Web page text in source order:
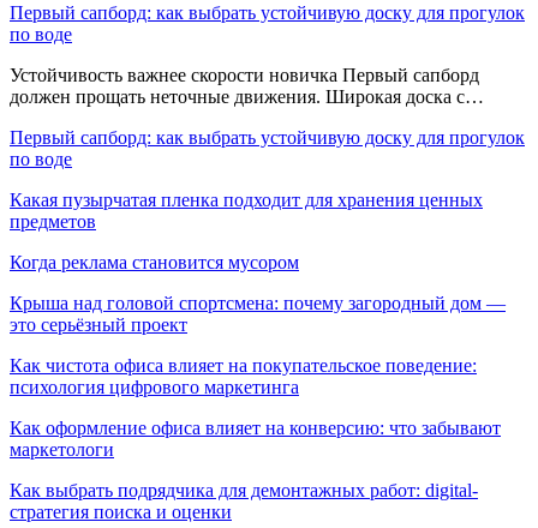
Первый сапборд: как выбрать устойчивую доску для прогулок
по воде
Устойчивость важнее скорости новичка Первый сапборд
должен прощать неточные движения. Широкая доска с…
Первый сапборд: как выбрать устойчивую доску для прогулок
по воде
Какая пузырчатая пленка подходит для хранения ценных
предметов
Когда реклама становится мусором
Крыша над головой спортсмена: почему загородный дом —
это серьёзный проект
Как чистота офиса влияет на покупательское поведение:
психология цифрового маркетинга
Как оформление офиса влияет на конверсию: что забывают
маркетологи
Как выбрать подрядчика для демонтажных работ: digital-
стратегия поиска и оценки